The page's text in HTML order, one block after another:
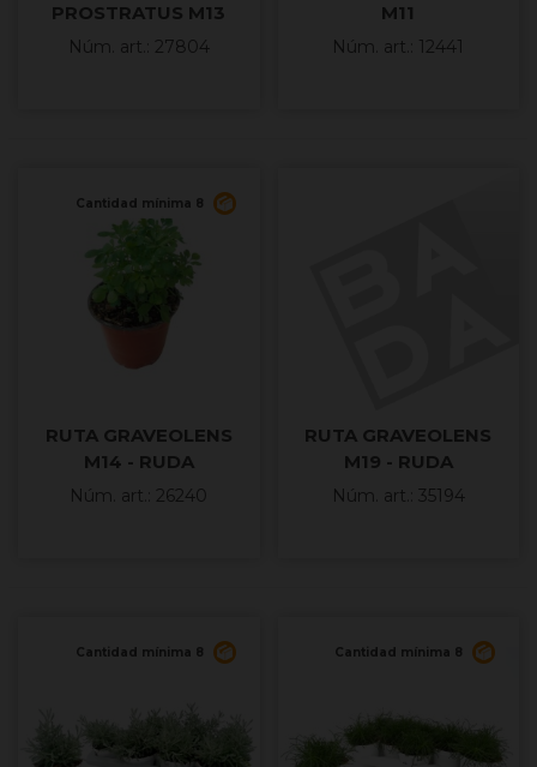
PROSTRATUS M13
Núm. art.: 27804
M11
Núm. art.: 12441
Cantidad mínima 8
RUTA GRAVEOLENS
M14 - RUDA
Núm. art.: 26240
RUTA GRAVEOLENS
M19 - RUDA
Núm. art.: 35194
Cantidad mínima 8 Cantidad mínima 8